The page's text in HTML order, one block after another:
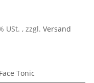
USt. , zzgl. Versand
Tonic